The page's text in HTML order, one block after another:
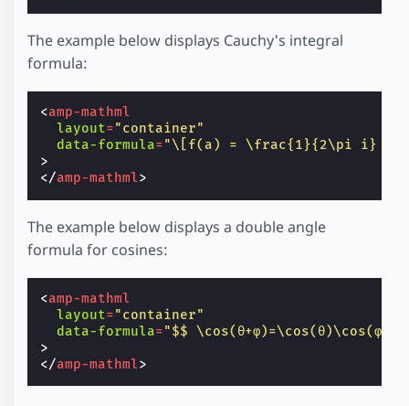
The example below displays Cauchy's integral
formula:
<amp-mathml
layout="container"
data-formula="\[f(a) = \frac{1}{2\pi i}
>
</amp-mathml>
The example below displays a double angle
formula for cosines:
<amp-mathml
layout="container"
data-formula="$$
>
</amp-mathml>